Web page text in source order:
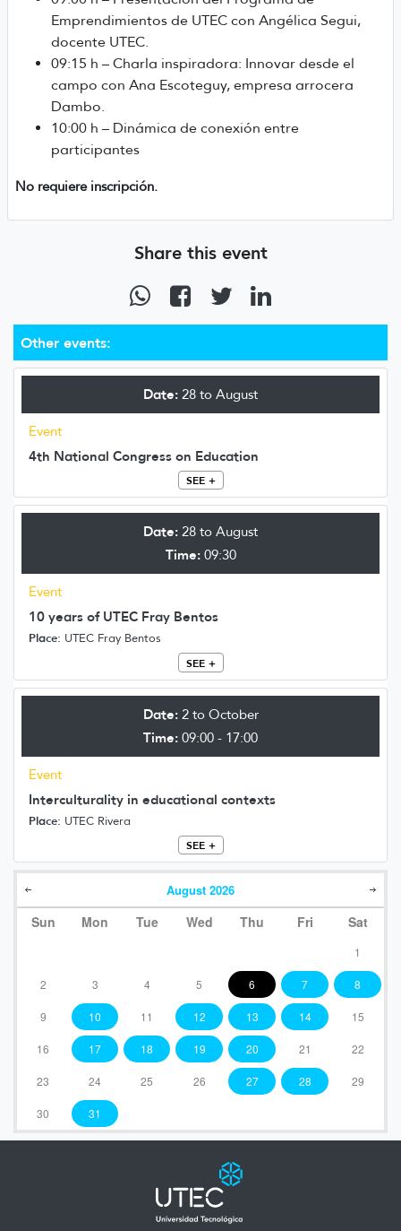
Other events:
Date: 28 to August
Event
4th National Congress on Education
SEE +
Date: 28 to August
Time:09:30
Event
10 years of UTEC Fray Bentos
Place: UTEC Fray Bentos
SEE +
Date:2 to October
Time: 09:00 - 17:00
Event
Interculturality in educational contexts
Place: UTEC Rivera
SEE +
August 2026
Sun Mon Tue Wed Thu Fri Sat
1
2 3 4 5 6 7 8
9 10 11 12 13 14 15
16 17 18 19 20 21 22
23 24 25 26 27 28 29
30 31
Emprendimientos de UTEC con Angélica Segui,
docente UTEC.
09:15 h – Charla inspiradora: Innovar desde el
campo con Ana Escoteguy, empresa arrocera
Dambo.
10:00 h – Dinámica de conexión entre
participantes
No requiere inscripción.
Share this event